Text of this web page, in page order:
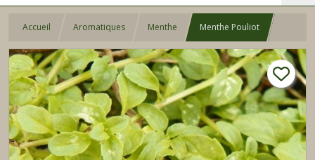
Accueil Aromatiques Menthe Menthe Pouliot